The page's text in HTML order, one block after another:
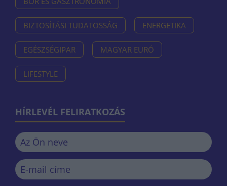
BIZTOSÍTÁSI TUDATOSSÁG ENERGETIKA
EGÉSZSÉGIPAR MAGYAR EURÓ
LIFESTYLE
HÍRLEVÉL FELIRATKOZÁS